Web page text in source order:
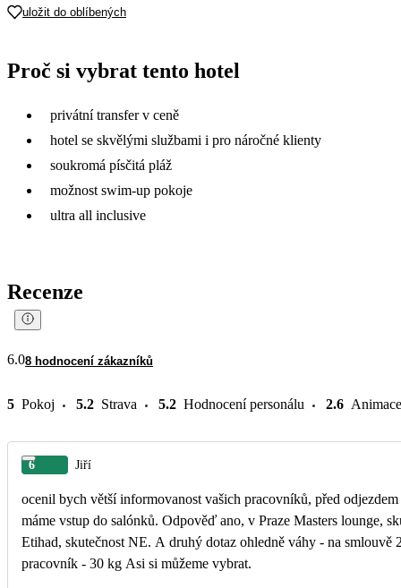
27 049 28 189
uložit do oblíbených
Proč si vybrat tento hotel
privátní transfer v ceně
hotel se skvělými službami i pro náročné klienty
soukromá písčitá pláž
možnost swim-up pokoje
ultra all inclusive
Recenze
6.08 hodnocení zákazníků
5 Pokoj 5.2 Strava 5.2 Hodnocení personálu 2.6 Animace
6 Jiří
ocenil bych větší informovanost vašich pracovníků, před
máme vstup do salónků. Odpověď ano, v Praze Masters lounge,
Etihad, skutečnost NE. A druhý dotaz ohledně váhy - na smlouvě 25 kg, od Etihad - 35 kg a váš
pracovník - 30 kg Asi si můžeme vybrat.